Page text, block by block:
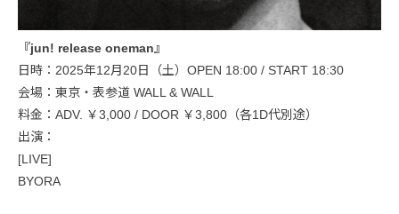
『jun! release oneman』
日時：2025年12月20日（土）OPEN 18:00 / START 18:30
会場：東京・表参道 WALL & WALL
料金：ADV. ￥3,000 / DOOR ￥3,800（各1D代別途）
出演：
[LIVE]
BYORA